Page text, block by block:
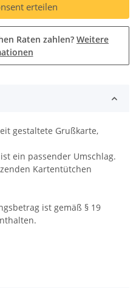
erteilen
Raten zahlen? Weitere
gestaltete Grußkarte,
ein passender Umschlag.
Kartentütchen
ist gemäß § 19